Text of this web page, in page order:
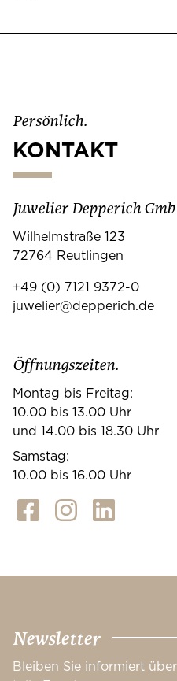
Persönlich.
KONTAKT
Juwelier Depperich
Wilhelmstraße 123
72764 Reutlingen
+49 (0) 7121 9372-0
juwelier@depperich.de
Öffnungszeiten.
Montag bis Freitag:
10.00 bis 13.00 Uhr
und 14.00 bis 18.30 Uhr
Samstag:
10.00 bis 16.00 Uhr
Newsletter
Bleiben Sie informiert